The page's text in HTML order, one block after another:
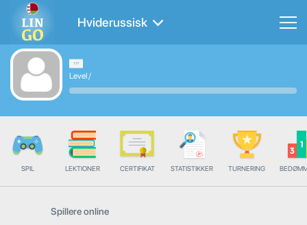
Hviderussisk
Level/
SPIL LEKTIONER CERTIFIKAT STATISTIKKER TURNERING
Spillere online